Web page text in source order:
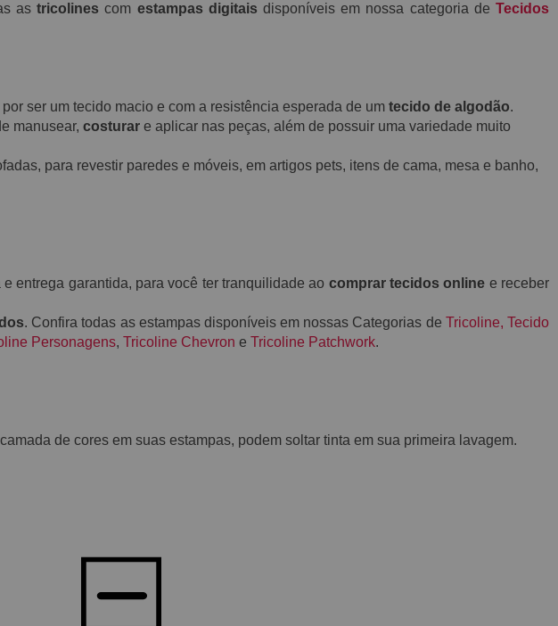
astricolinescom estampas digitaisdisponíveis em nossa categoria deTecidos
ser um tecido macio e com a resistência esperada de um tecido de algodão.
manusear, costurar e aplicar nas peças, além de possuir uma variedade muito
para revestir paredes e móveis, em artigos pets, itens de cama, mesa e banho,
entrega garantida, para você ter tranquilidade ao comprar tecidos online e receber
. Confira todas as estampas disponíveis em nossas Categorias de Tricoline, Tecido
Personagens, Tricoline Chevron e Tricoline Patchwork.
de cores em suas estampas, podem soltar tinta em sua primeira lavagem.